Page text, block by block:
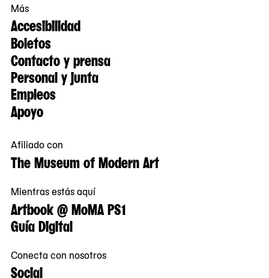
Más
Accesibilidad
Boletos
Contacto y prensa
Personal y junta
Empleos
Apoyo
Afiliado con
The Museum of Modern Art
Mientras estás aquí
Artbook @ MoMA PS1
Guía Digital
Conecta con nosotros
Social